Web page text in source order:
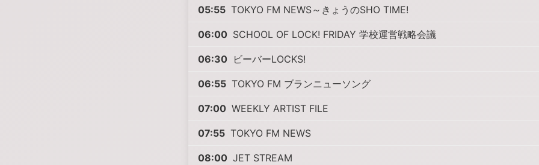
05:55 TOKYO FM NEWS～きょうのSHO TIME!
06:00 SCHOOL OF LOCK! FRIDAY 学校運営戦略会議
06:30 ビーバーLOCKS!
06:55 TOKYO FM ブランニューソング
07:00 WEEKLY ARTIST FILE
07:55 TOKYO FM NEWS
08:00 JET STREAM